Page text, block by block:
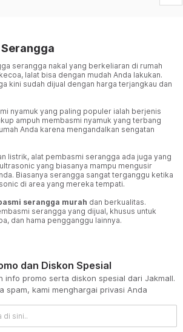
serangga nakal yang berkeliaran di rumah
lalat bisa dengan mudah Anda lakukan.
kini sudah dijual dengan harga terjangkau dan
nyamuk yang paling populer ialah berjenis
ampuh membasmi nyamuk yang terbang
Anda karena mengandalkan sengatan
listrik, alat pembasmi serangga ada juga yang
yang biasanya mampu mengusir
Biasanya serangga sangat terganggu ketika
di area yang mereka tempati.
serangga murah dan berkualitas.
serangga yang dijual, khusus untuk
dan hama pengganggu lainnya.
dan Diskon Spesial
info promo serta diskon spesial dari Jakmall.
spam, kami menghargai privasi Anda